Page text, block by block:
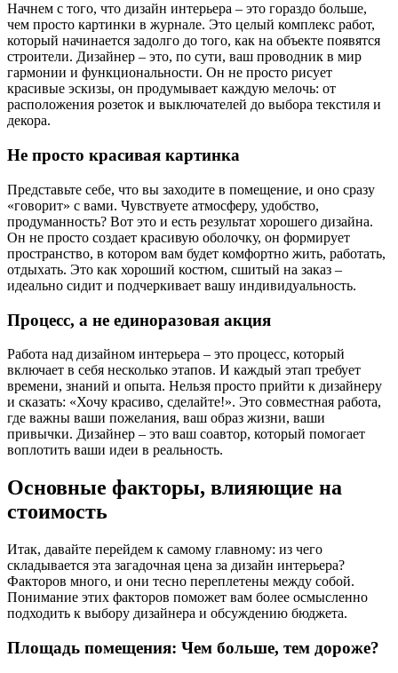
Начнем с того, что дизайн интерьера – это гораздо больше,
чем просто картинки в журнале. Это целый комплекс работ,
который начинается задолго до того, как на объекте появятся
строители. Дизайнер – это, по сути, ваш проводник в мир
гармонии и функциональности. Он не просто рисует
красивые эскизы, он продумывает каждую мелочь: от
расположения розеток и выключателей до выбора текстиля и
декора.
Не просто красивая картинка
Представьте себе, что вы заходите в помещение, и оно сразу
«говорит» с вами. Чувствуете атмосферу, удобство,
продуманность? Вот это и есть результат хорошего дизайна.
Он не просто создает красивую оболочку, он формирует
пространство, в котором вам будет комфортно жить, работать,
отдыхать. Это как хороший костюм, сшитый на заказ –
идеально сидит и подчеркивает вашу индивидуальность.
Процесс, а не единоразовая акция
Работа над дизайном интерьера – это процесс, который
включает в себя несколько этапов. И каждый этап требует
времени, знаний и опыта. Нельзя просто прийти к дизайнеру
и сказать: «Хочу красиво, сделайте!». Это совместная работа,
где важны ваши пожелания, ваш образ жизни, ваши
привычки. Дизайнер – это ваш соавтор, который помогает
воплотить ваши идеи в реальность.
Основные факторы, влияющие на
стоимость
Итак, давайте перейдем к самому главному: из чего
складывается эта загадочная цена за дизайн интерьера?
Факторов много, и они тесно переплетены между собой.
Понимание этих факторов поможет вам более осмысленно
подходить к выбору дизайнера и обсуждению бюджета.
Площадь помещения: Чем больше, тем дороже?